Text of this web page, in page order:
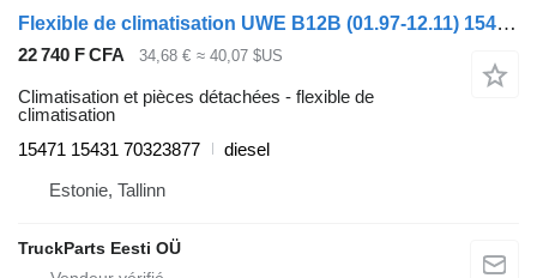
Flexible de climatisation UWE B12B (01.97-12.11) 15471 15431 pour Volvo B6, B7, B9, B10, B12 bus (1978-2011)
22 740 F CFA 34,68 € ≈ 40,07 $US
Climatisation et pièces détachées - flexible de
climatisation
15471 15431 70323877
diesel
Estonie, Tallinn
TruckParts Eesti OÜ